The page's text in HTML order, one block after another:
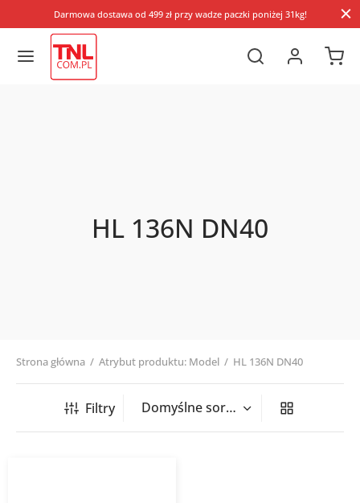
Darmowa dostawa od 499 zł przy wadze paczki poniżej 31kg!
HL 136N DN40
Strona główna / Atrybut produktu: Model / HL 136N DN40
Filtry